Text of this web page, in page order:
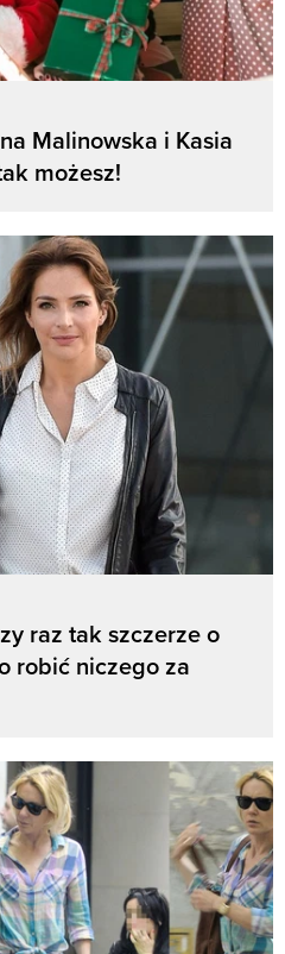
Malinowska i Kasia
możesz!
raz tak szczerze o
robić niczego za